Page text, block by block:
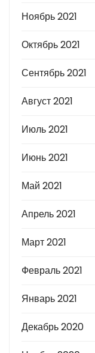
Ноябрь 2021
Октябрь 2021
Сентябрь 2021
Август 2021
Июль 2021
Июнь 2021
Май 2021
Апрель 2021
Март 2021
Февраль 2021
Январь 2021
Декабрь 2020